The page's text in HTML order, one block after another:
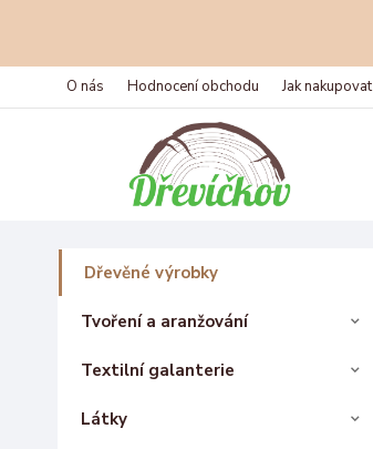
O nás Hodnocení obchodu Jak nakupovat
Dřevěné výrobky
Tvoření a aranžování
Textilní galanterie
Látky